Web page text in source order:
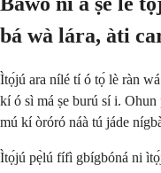
bá wà lára, àti
Ìtọ́jú ara nílé tí ó tọ́ lè ràn
kí ó sì má ṣe burú sí i.
mú kí òróró náà tú jáde
Ìtọ́jú pẹ̀lú fífì gbígbóná ni